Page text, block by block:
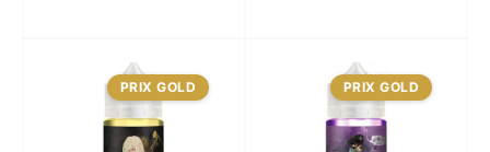
PRIX GOLD PRIX GOLD